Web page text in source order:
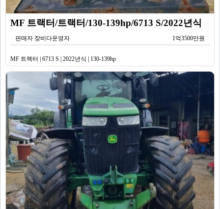
MF 트랙터/트랙터/130-139hp/6713 S/2022년식
판매자 장비다운영자 1억3500만원
MF 트랙터 | 6713 S | 2022년식 | 130-139hp